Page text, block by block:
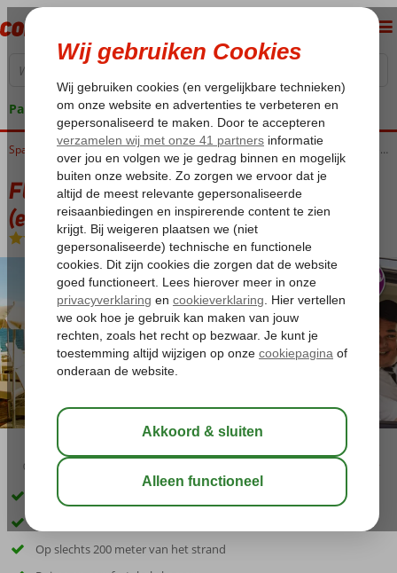
Pakketgarantie
Home Canarische Eilanden Tenerife Golf del Sur Fly & Go Tenerife Golf & Sea View Hotel (ex. Vincci Tenerife Golf)
Fly & Go Tenerife Golf & Sea View Hotel
(ex. Vincci Tenerife Golf)
Logies en ontbijt-Hotel
04:20 bewaar
Inclusief huurauto
Op slechts 200 meter van het strand